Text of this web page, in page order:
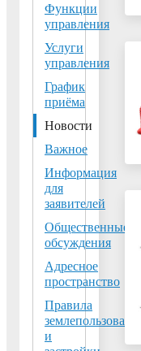
Функции
управления
Услуги
управления
График
приёма
Новости
Важное
Информация
для
заявителей
Общественные
обсуждения
Адресное
пространство
Правила
землепользования
и